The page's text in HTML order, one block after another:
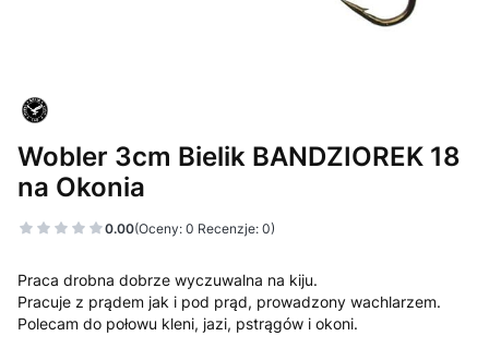
Wobler 3cm Bielik BANDZIOREK 18
na Okonia
0.00(Oceny: 0 Recenzje: 0)
Praca drobna dobrze wyczuwalna na kiju.
Pracuje z prądem jak i pod prąd, prowadzony wachlarzem.
Polecam do połowu kleni, jazi, pstrągów i okoni.